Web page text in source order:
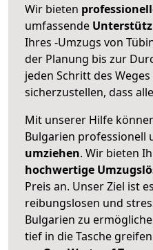
Wir bieten
umfassende
Ihres -Umzugs von
der Planung bis zur
jeden Schritt des
sicherzustellen, dass
Mit unserer Hilfe
Bulgarien professionell
umziehen. Wir bieten
hochwertige
Preis an. Unser Ziel ist
reibungslosen und
Bulgarien zu
tief in die Tasche